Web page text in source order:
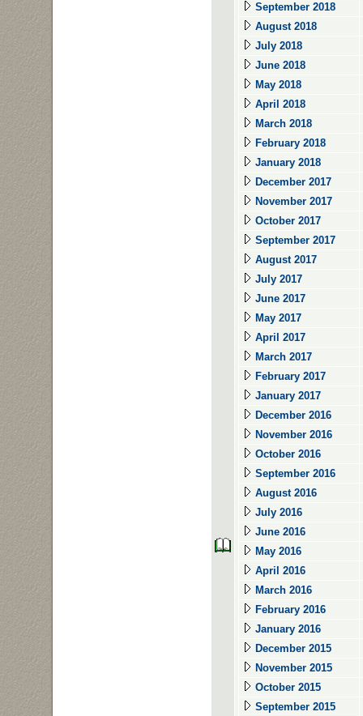
September 2018
August 2018
July 2018
June 2018
May 2018
April 2018
March 2018
February 2018
January 2018
December 2017
November 2017
October 2017
September 2017
August 2017
July 2017
June 2017
May 2017
April 2017
March 2017
February 2017
January 2017
December 2016
November 2016
October 2016
September 2016
August 2016
July 2016
June 2016
May 2016
April 2016
March 2016
February 2016
January 2016
December 2015
November 2015
October 2015
September 2015